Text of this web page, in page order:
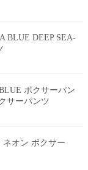
BLUE DEEP SEA-
ボクサーパン
サーパンツ
ネオン ボクサー